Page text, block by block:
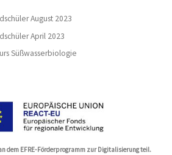
August 2023
April 2023
Süßwasserbiologie
dem EFRE-Förderprogramm zur Digitalisierung teil.